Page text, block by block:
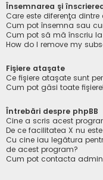
Însemnarea şi
Care este diferenţa
Cum pot însemna sau
Cum pot să mă înscriu
How do I remove my
Fişiere ataşate
Ce fişiere ataşate sunt
Cum pot găsi toate
Întrebări despre phpBB
Cine a scris acest
De ce facilitatea X nu
Cu cine iau legătura
de acest program?
Cum pot contacta